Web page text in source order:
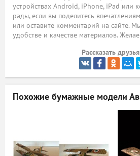
устройствах Android, iPhone, iPad или
рады, если вы поделитесь
или оставите комментарий на сайте.
удобстве и качестве материалов.
Рассказать
Похожие бумажные модели